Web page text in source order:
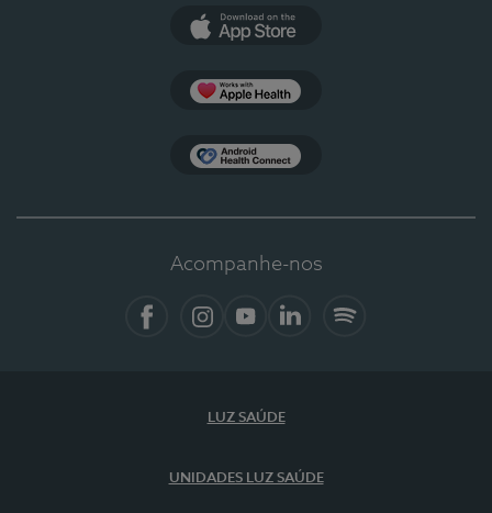
Acompanhe-nos
LUZ SAÚDE
UNIDADES LUZ SAÚDE